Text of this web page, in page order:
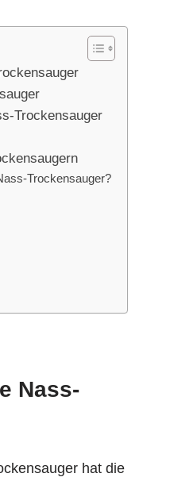
Trockensauger
Trockensauger?
Nass-
hat die